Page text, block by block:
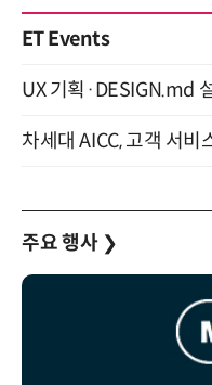
ET Events
주요 행사 ❯